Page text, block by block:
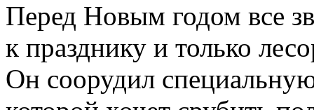
Перед Новым годом все
к празднику и только
Он соорудил